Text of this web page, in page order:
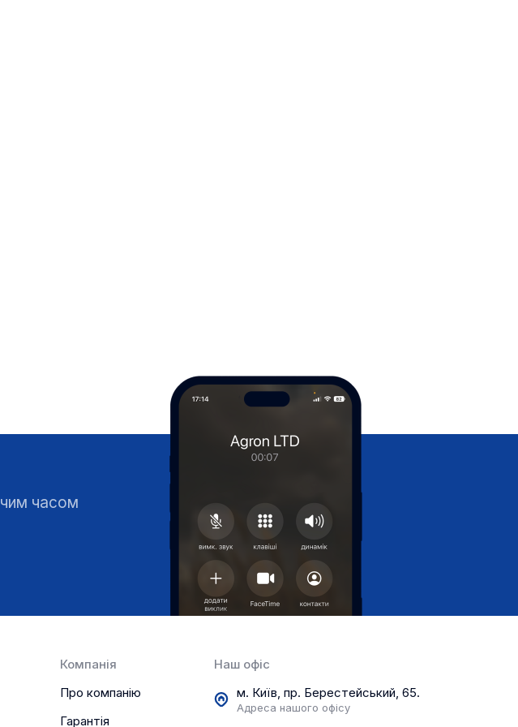
часом
Компанія
Про компанію
Гарантія
Наш офіс
м. Київ, пр. Берестейський, 65.
Адреса нашого офісу